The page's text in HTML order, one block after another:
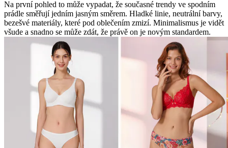
Na první pohled to může vypadat, že současné trendy ve spodním
prádle směřují jedním jasným směrem. Hladké linie, neutrální barvy,
bezešvé materiály, které pod oblečením zmizí. Minimalismus je vidět
všude a snadno se může zdát, že právě on je novým standardem.